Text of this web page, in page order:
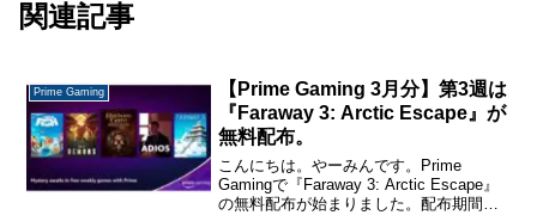
関連記事
Prime Gaming
【Prime Gaming 3月分】第3週は
『Faraway 3: Arctic Escape』が
無料配布。
こんにちは。やーみんです。Prime
Gamingで『Faraway 3: Arctic Escape』
の無料配布が始まりました。配布期間は